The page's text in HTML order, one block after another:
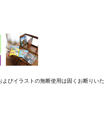
びイラストの無断使用は固くお断りい